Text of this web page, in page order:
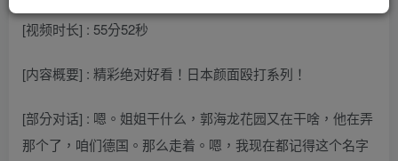
[视频时长] : 55分52秒
[内容概要] : 精彩绝对好看！日本颜面殴打系列！
[部分对话] : 嗯。姐姐干什么，郭海龙花园又在干啥，他在弄
那个了，咱们德国。那么走着。嗯，我现在都记得这个名字